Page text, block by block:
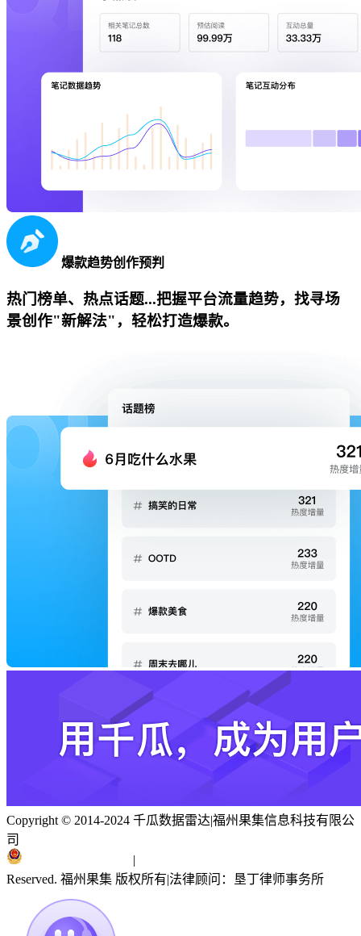
爆款趋势创作预判
热门榜单、热点话题...把握平台流量趋势，找寻场
景创作"新解法"，轻松打造爆款。
Copyright © 2014-2024 千瓜数据雷达|福州果集信息科技有限公
司
|
Reserved. 福州果集 版权所有|法律顾问：垦丁律师事务所